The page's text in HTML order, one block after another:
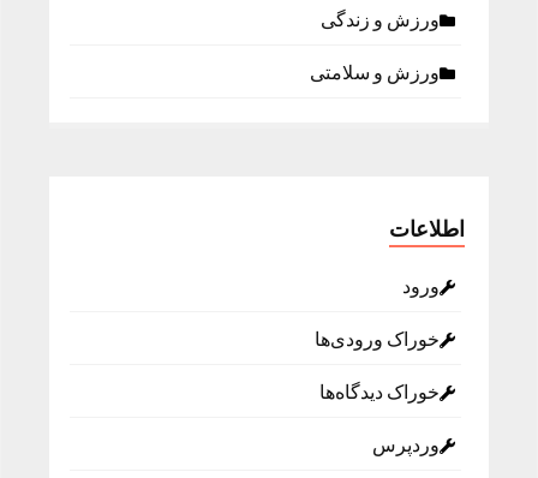
ورزش و زندگی
ورزش و سلامتی
اطلاعات
ورود
خوراک ورودی‌ها
خوراک دیدگاه‌ها
وردپرس